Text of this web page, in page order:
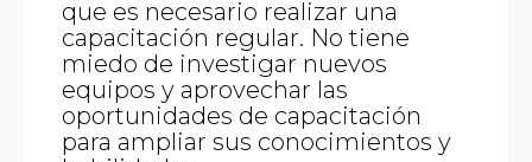
que es necesario realizar una
capacitación regular. No tiene
miedo de investigar nuevos
equipos y aprovechar las
oportunidades de capacitación
para ampliar sus conocimientos y